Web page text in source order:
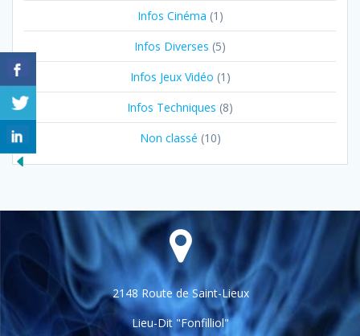
Infos Cinéma (1)
Infos Diverses (5)
Infos Jeux Vidéo (1)
Infos Techniques (8)
Non classé (10)
2148 Route de Saint-Lieux
Lieu-Dit "Fonfilliol"